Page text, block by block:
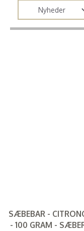
SÆBEBAR -
- 100 GRAM -